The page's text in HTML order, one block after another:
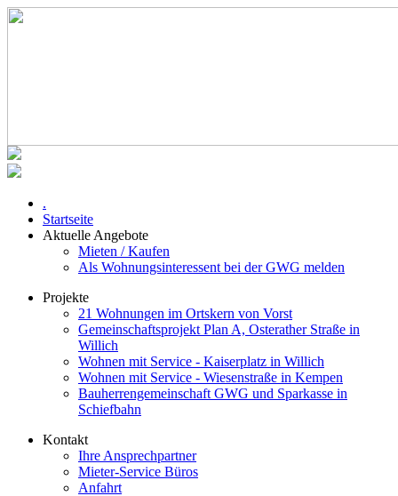
.
Startseite
Aktuelle Angebote
Mieten / Kaufen
Als Wohnungsinteressent bei der GWG melden
Projekte
21 Wohnungen im Ortskern von Vorst
Gemeinschaftsprojekt Plan A, Osterather Straße in
Willich
Wohnen mit Service - Kaiserplatz in Willich
Wohnen mit Service - Wiesenstraße in Kempen
Bauherrengemeinschaft GWG und Sparkasse in
Schiefbahn
Kontakt
Ihre Ansprechpartner
Mieter-Service Büros
Anfahrt